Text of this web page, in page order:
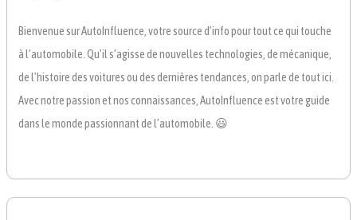
Bienvenue sur AutoInfluence, votre source d’info pour tout ce qui touche
à l’automobile. Qu’il s’agisse de nouvelles technologies, de mécanique,
de l’histoire des voitures ou des dernières tendances, on parle de tout ici.
Avec notre passion et nos connaissances, AutoInfluence est votre guide
dans le monde passionnant de l’automobile. 😃